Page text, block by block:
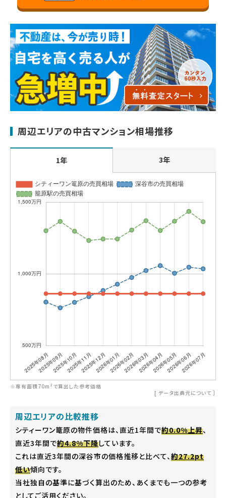
周辺エリアの中古マンション相場推移
1年 3年
※専有面積70m²で算出した参考価格
[ データ出典元について ］
周辺エリアの比較推移
シティーワン篭原の物件価格は、直近1年間で約0.0%上昇、
直近3年間で約4.8%下降しています。
これは直近3年間の深谷市の価格推移と比べて、 約27.2pt
低い傾向です。
当社独自の基準に基づく算出のため、あくまでも一つの参考
としてご活用ください。